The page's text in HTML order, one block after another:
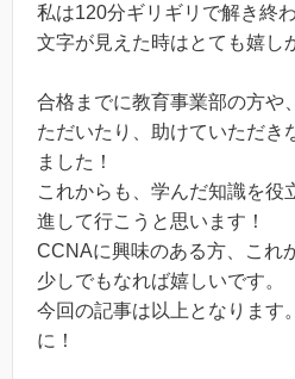
私は120分ギリギリで解き終
文字が見えた時はとても嬉し
合格までに教育事業部の方や
ただいたり、助けていただき
ました！
これからも、学んだ知識を役
進して行こうと思います！
CCNAに興味のある方、これ
少しでもなれば嬉しいです。
今回の記事は以上となります
に！